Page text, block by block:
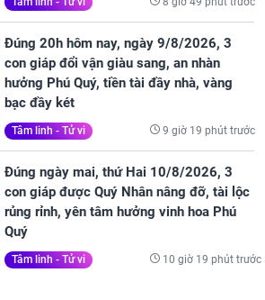
Đúng 20h hôm nay, ngày 9/8/2026, 3
con giáp đổi vận giàu sang, an nhàn
hưởng Phú Quý, tiền tài đầy nhà, vàng
bạc đầy két
Tâm linh - Tử vi 9 giờ 19 phút trước
Đúng ngày mai, thứ Hai 10/8/2026, 3
con giáp được Quý Nhân nâng đỡ, tài lộc
rủng rỉnh, yên tâm hưởng vinh hoa Phú
Quý
Tâm linh - Tử vi 10 giờ 19 phút trước